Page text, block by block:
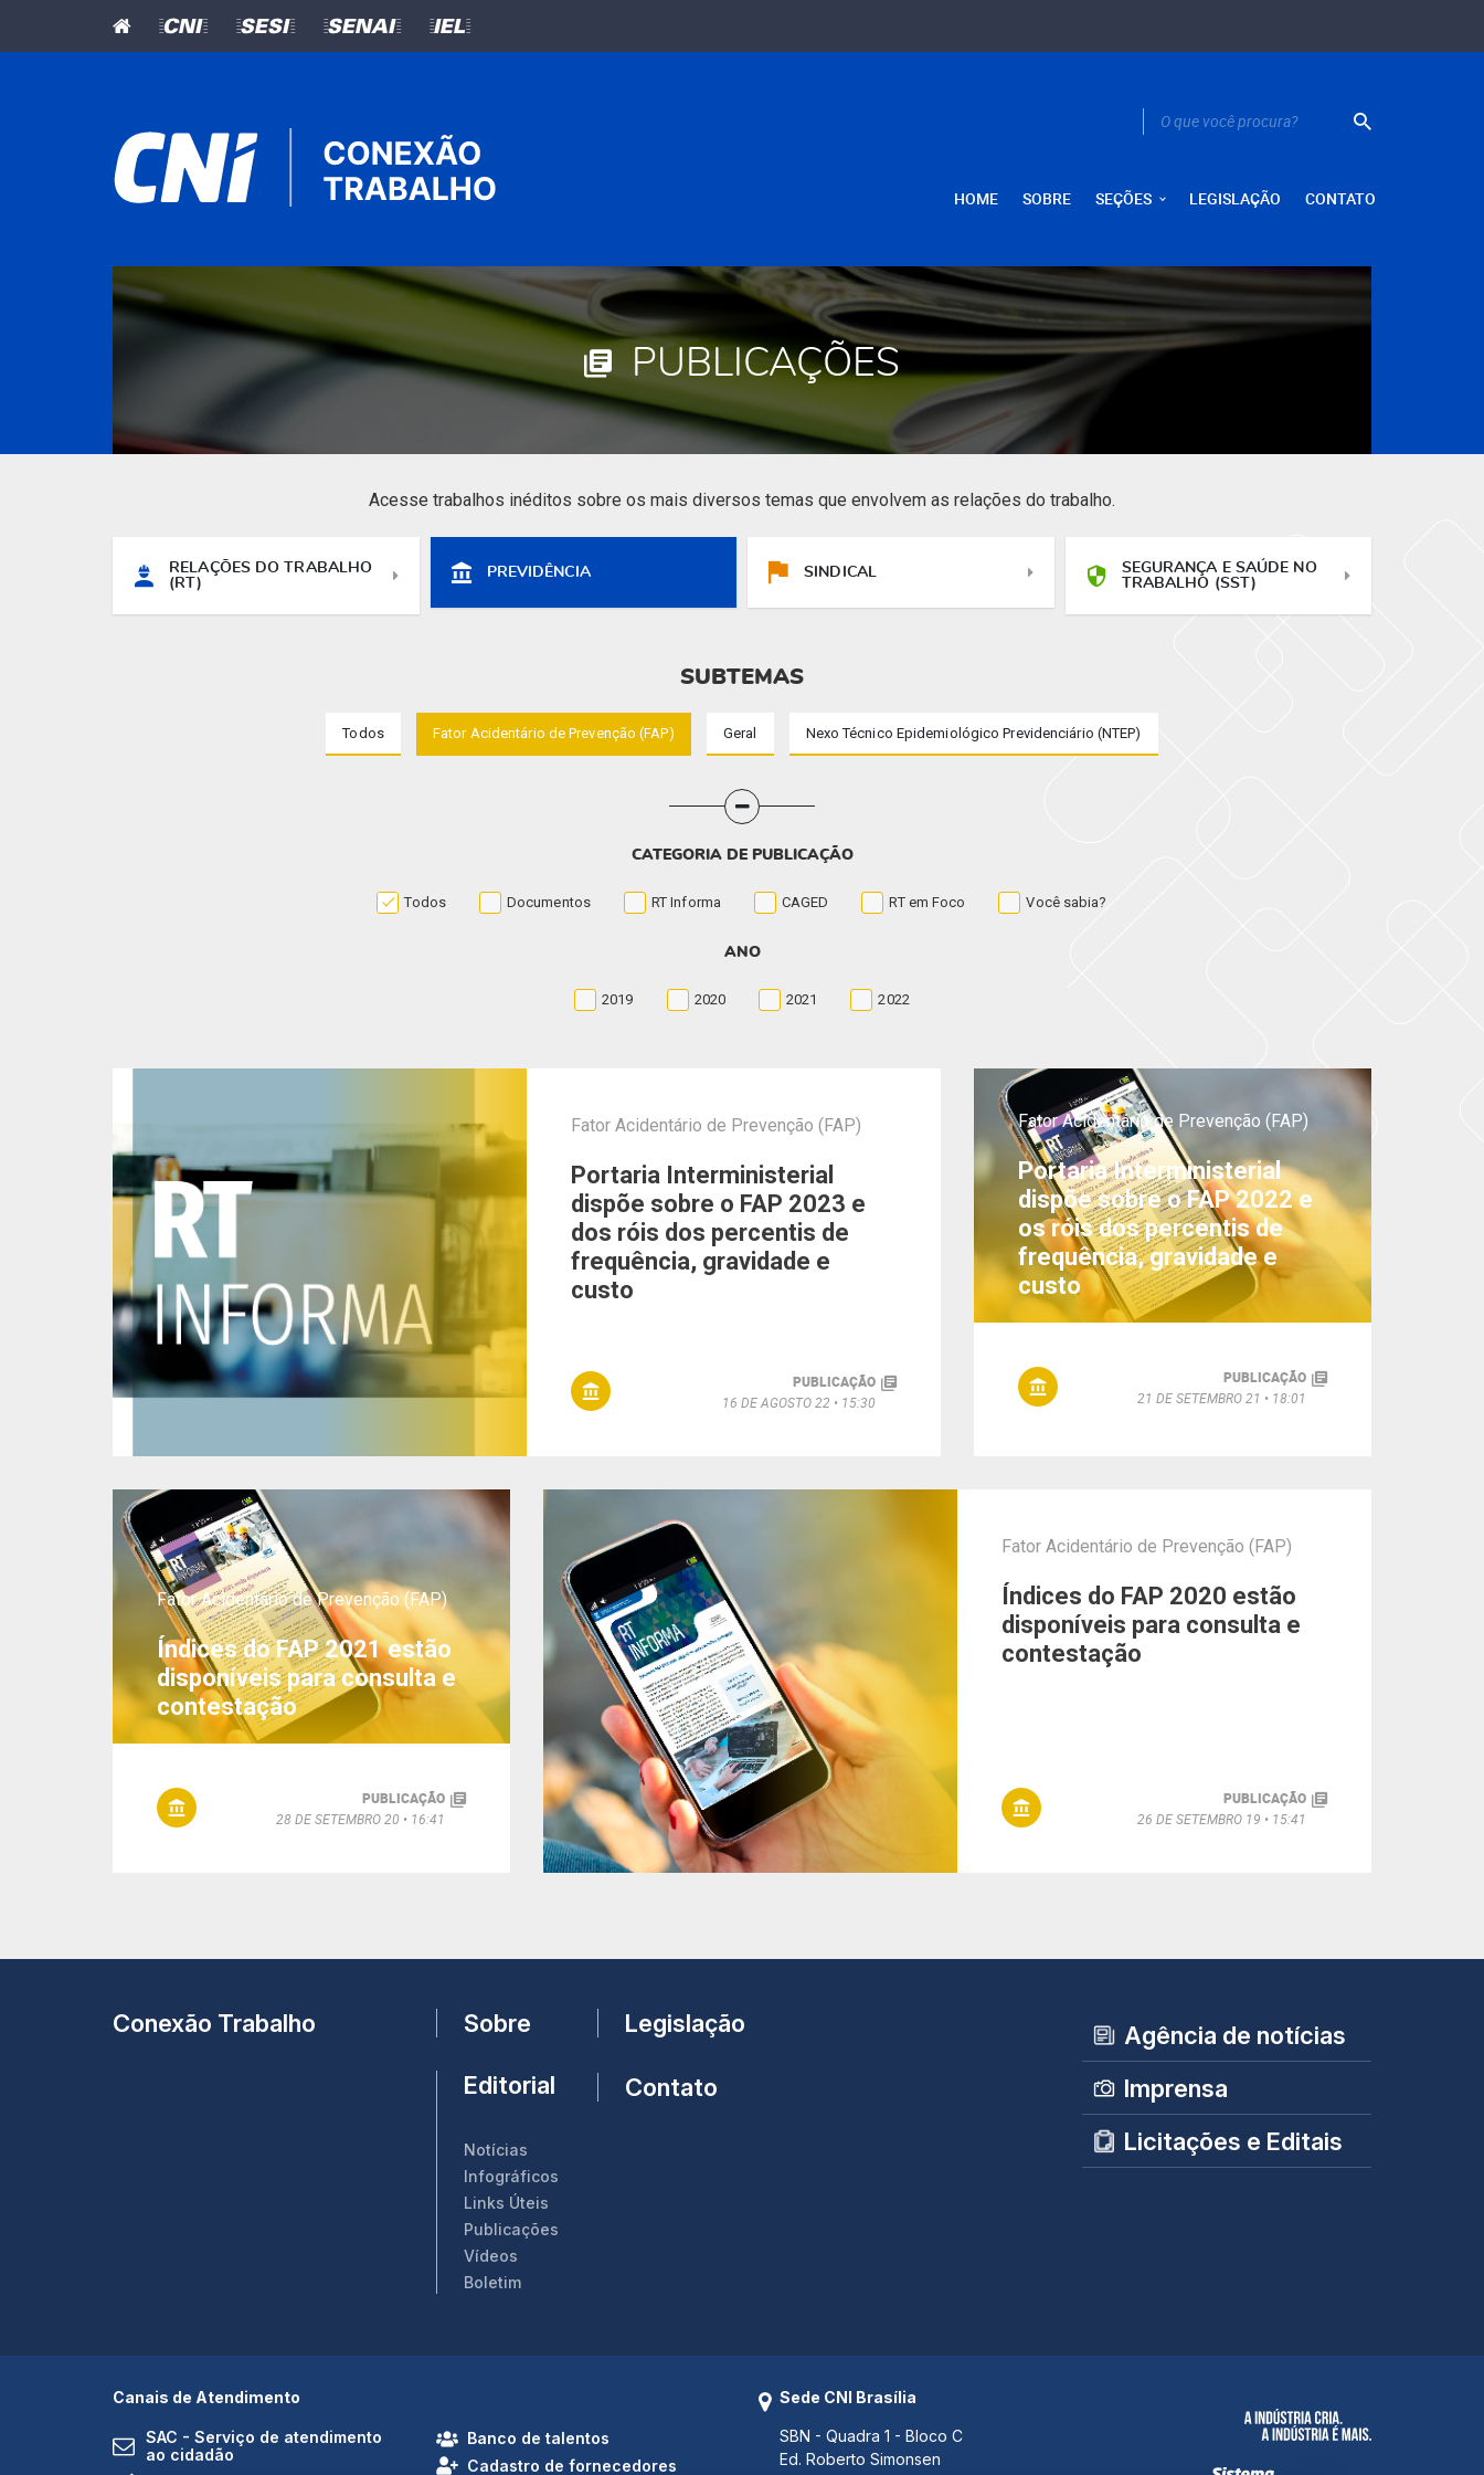
=CNI= =SESI= =SENAI= =IEL=
HOME SOBRE SEÇÕES LEGISLAÇÃO CONTATO
PUBLICAÇÕES
Acesse trabalhos inéditos sobre os mais diversos temas que envolvem as relações do trabalho.
RELAÇÕES DO TRABALHO
(RT)
PREVIDÊNCIA SINDICAL
SEGURANÇA E SAÚDE NO
TRABALHO (SST)
SUBTEMAS
Todos Fator Acidentário de Prevenção (FAP) Geral Nexo Técnico Epidemiológico Previdenciário (NTEP)
CATEGORIA DE PUBLICAÇÃO
Todos Documentos RT Informa CAGED RT em Foco Você sabia?
ANO
2019 2020 2021 2022
Fator Acidentário de Prevenção (FAP)
Portaria Interministerial
dispõe sobre o FAP 2023 e
dos róis dos percentis de
frequência, gravidade e
custo
PUBLICAÇÃO
16 DE AGOSTO 22
15:30
Fator Acidentário de Prevenção (FAP)
Portaria Interministerial
dispõe sobre o FAP 2022 e
os róis dos percentis de
frequência, gravidade e
custo
PUBLICAÇÃO
21 DE SETEMBRO 21
18:01
Fator Acidentário de Prevenção (FAP)
Índices do FAP 2021 estão
disponíveis para consulta e
contestação
PUBLICAÇÃO
28 DE SETEMBRO 20
16:41
Fator Acidentário de Prevenção (FAP)
Índices do FAP 2020 estão
disponíveis para consulta e
contestação
PUBLICAÇÃO
26 DE SETEMBRO 19
15:41
Conexão Trabalho Sobre
Editorial
Notícias
Infográficos
Links Úteis
Publicações
Vídeos
Boletim
Legislação
Contato
Agência de notícias
Imprensa
Licitações e Editais
Canais de Atendimento
SAC - Serviço de atendimento
ao cidadão
Banco de talentos
Cadastro de fornecedores
Sede CNI Brasília
SBN - Quadra 1 - Bloco C
Ed. Roberto Simonsen